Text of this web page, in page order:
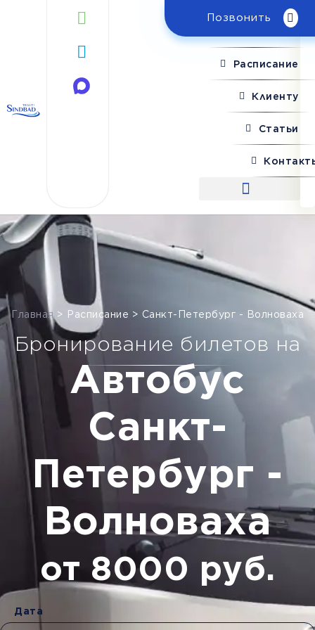
Позвонить
Расписание
Клиенту
Статьи
Главная > Расписание > Санкт-Петербург - Волноваха
Бронирование билетов на
Автобус
Санкт-
Петербург -
Волноваха
от 8000 руб.
Дата